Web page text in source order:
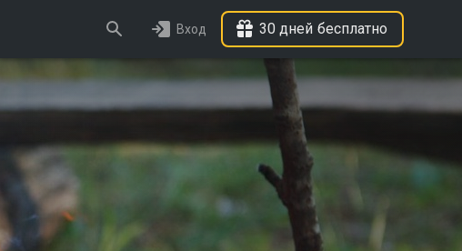
Вход 30 дней бесплатно